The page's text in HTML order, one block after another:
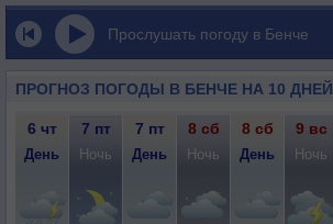
Прослушать погоду в Бенче
ПРОГНОЗ ПОГОДЫ В БЕНЧЕ НА 10 ДНЕЙ
6 чт 7 пт 7 пт 8 сб 8 сб 9 вс
День Ночь День Ночь День Ночь